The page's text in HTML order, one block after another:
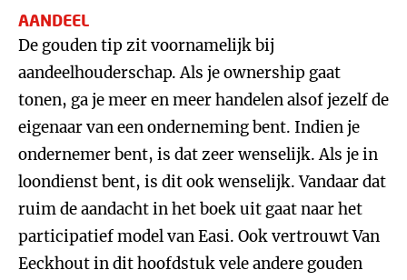
AANDEEL
De gouden tip zit voornamelijk bij
aandeelhouderschap. Als je ownership gaat
tonen, ga je meer en meer handelen alsof jezelf de
eigenaar van een onderneming bent. Indien je
ondernemer bent, is dat zeer wenselijk. Als je in
loondienst bent, is dit ook wenselijk. Vandaar dat
ruim de aandacht in het boek uit gaat naar het
participatief model van Easi. Ook vertrouwt Van
Eeckhout in dit hoofdstuk vele andere gouden